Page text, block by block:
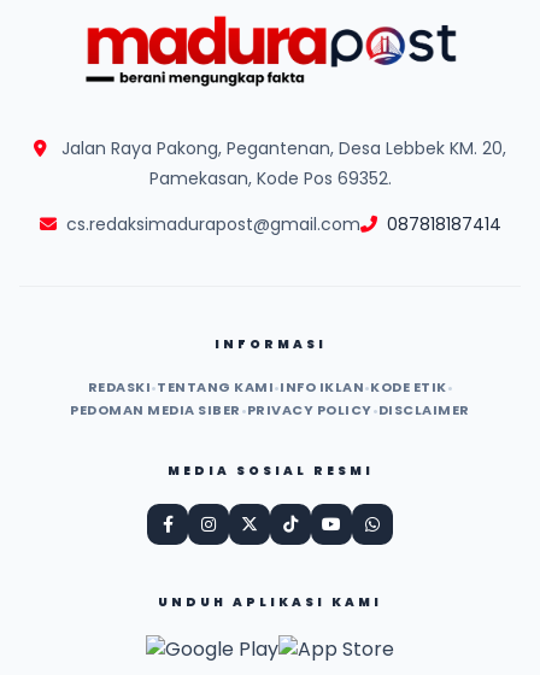
Jalan Raya Pakong, Pegantenan, Desa Lebbek KM. 20,
Pamekasan, Kode Pos 69352.
cs.redaksimadurapost@gmail.com
087818187414
INFORMASI
REDASKI•TENTANG KAMI•INFO IKLAN•KODE ETIK•
PEDOMAN MEDIA SIBER•PRIVACY POLICY•DISCLAIMER
MEDIA SOSIAL RESMI
UNDUH APLIKASI KAMI